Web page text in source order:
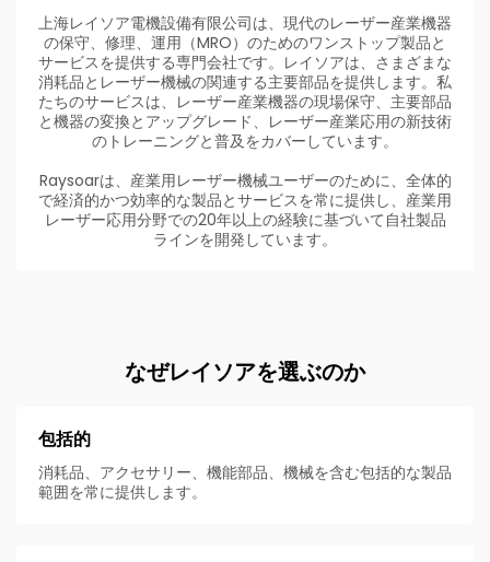
上海レイソア電機設備有限公司は、現代のレーザー産業機器
の保守、修理、運用（MRO）のためのワンストップ製品と
サービスを提供する専門会社です。レイソアは、さまざまな
消耗品とレーザー機械の関連する主要部品を提供します。私
たちのサービスは、レーザー産業機器の現場保守、主要部品
と機器の変換とアップグレード、レーザー産業応用の新技術
のトレーニングと普及をカバーしています。
Raysoarは、産業用レーザー機械ユーザーのために、全体的
で経済的かつ効率的な製品とサービスを常に提供し、産業用
レーザー応用分野での20年以上の経験に基づいて自社製品
ラインを開発しています。
なぜレイソアを選ぶのか
包括的
消耗品、アクセサリー、機能部品、機械を含む包括的な製品
範囲を常に提供します。